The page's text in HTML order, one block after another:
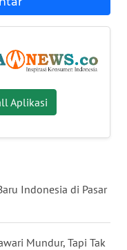
Aplikasi
Indonesia di Pasar
Mundur, Tapi Tak